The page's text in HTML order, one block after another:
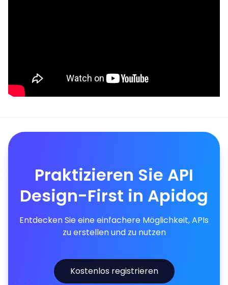
Praktizieren Sie API
Design-First in Apidog
Entdecken Sie eine einfachere Möglichkeit, APIs
zu erstellen und zu nutzen
Kostenlos registrieren